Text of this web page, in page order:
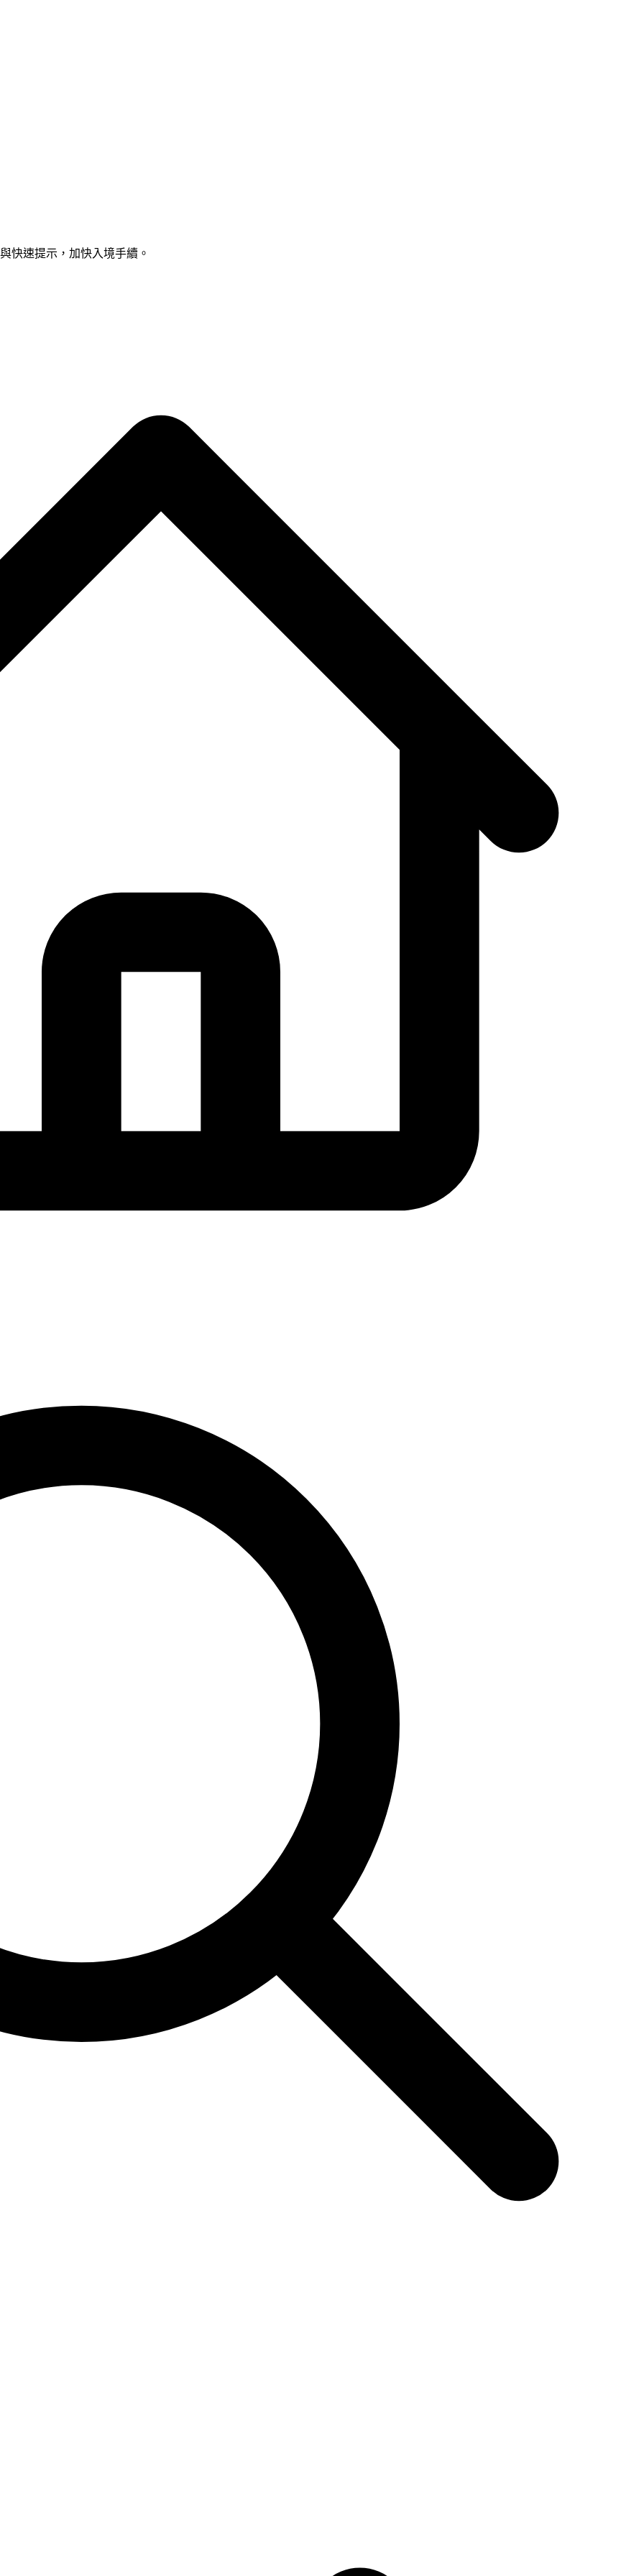
快速提示，加快入境手續。